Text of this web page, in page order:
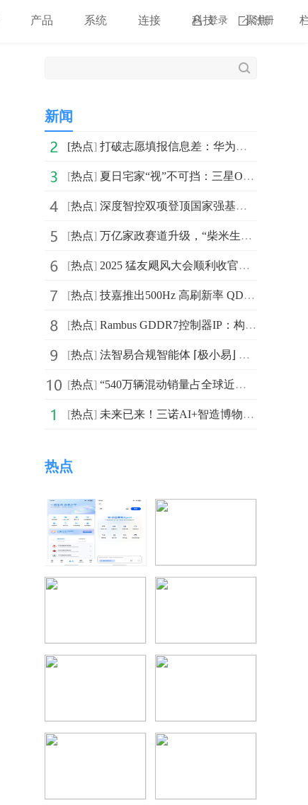
登录 注册
产品 系统 连接 科技 聚焦
新闻
[热点] 打破志愿填报信息差：华为浏览器推出小艺高考Agent一站式
[热点] 夏日宅家“视”不可挡：三星OLED系列解锁全感官沉浸娱乐
[热点] 深度智控双项登顶国家强基榜｜领跑AI节能赛道，从中国强
[热点] 万亿家政赛道升级，“柴米生活”如何重塑家庭服务标准？
[热点] 2025 猛友飓风大会顺利收官，猛玛探索“轻松表达”的无
[热点] 技嘉推出500Hz 高刷新率 QD-OLED 电竞显示器 AORUS
[热点] Rambus GDDR7控制器IP：构建扩展的AI边缘计算基础设施
[热点] 法智易合规智能体 ⌈极小易⌋ V3.0正式发布
[热点] “540万辆混动销量占全球近半”——浩思动力王瑞平在媒体
[热点] 未来已来！三诺AI+智造博物馆即将盛大启幕
热点